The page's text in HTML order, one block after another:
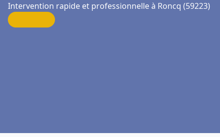
Intervention rapide et professionnelle à Roncq (59223)